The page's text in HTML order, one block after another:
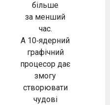
більше
за менший
час.
А 10‑ядерний
графічний
процесор дає
змогу
створювати
чудові